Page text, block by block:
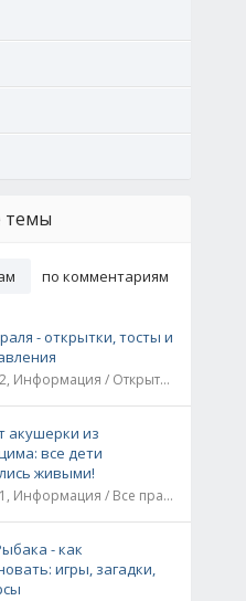
темы
по комментариям
- открытки, тосты и
22.02.22, Информация / Открытки / Все праздники
акушерки из
все дети
живыми!
20.06.21, Информация / Все праздники / Рассказы и истории
- как
игры, загадки,